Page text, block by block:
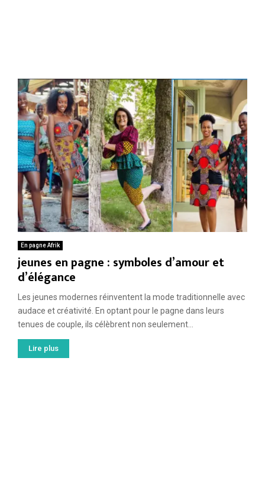
En pagne Afrik
jeunes en pagne : symboles d’amour et
d’élégance
Les jeunes modernes réinventent la mode traditionnelle avec
audace et créativité. En optant pour le pagne dans leurs
tenues de couple, ils célèbrent non seulement...
Lire plus